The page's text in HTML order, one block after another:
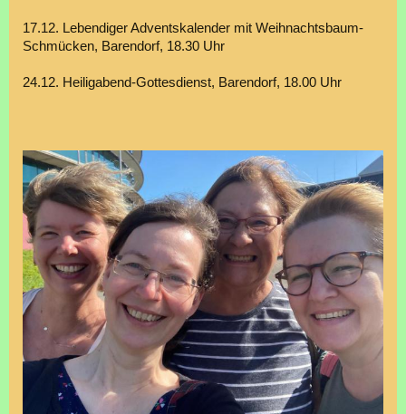
17.12. Lebendiger Adventskalender mit Weihnachtsbaum-
Schmücken, Barendorf, 18.30 Uhr
24.12. Heiligabend-Gottesdienst, Barendorf, 18.00 Uhr